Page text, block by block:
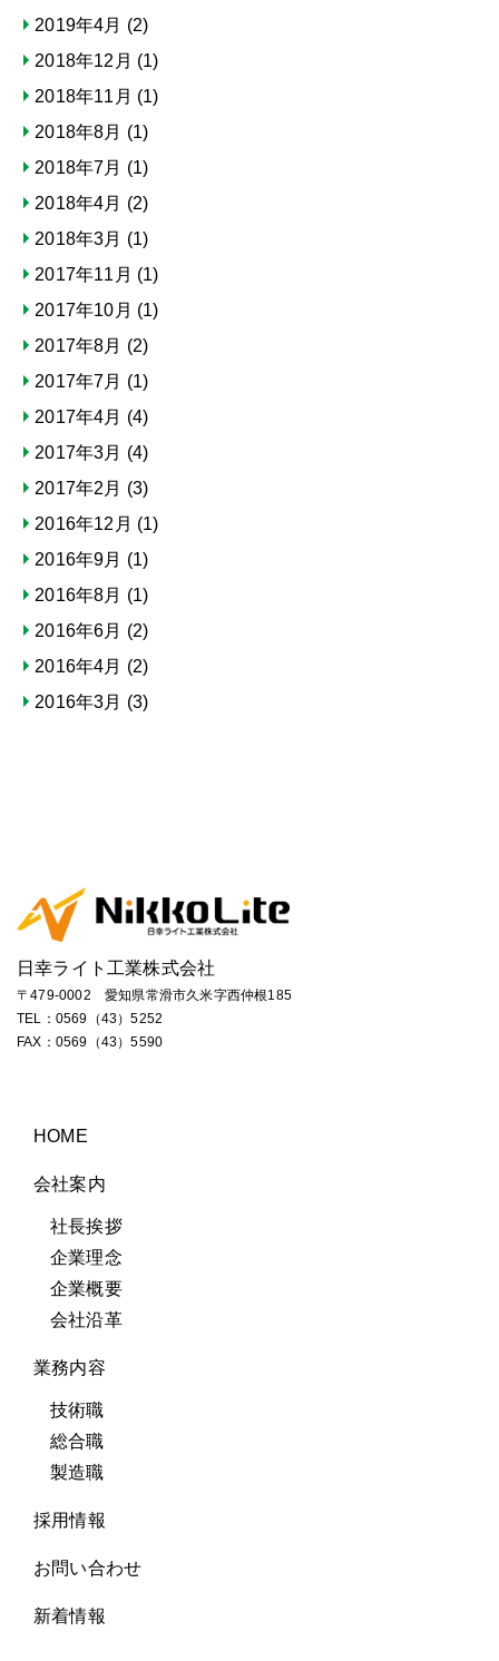
2019年4月 (2)
2018年12月 (1)
2018年11月 (1)
2018年8月 (1)
2018年7月 (1)
2018年4月 (2)
2018年3月 (1)
2017年11月 (1)
2017年10月 (1)
2017年8月 (2)
2017年7月 (1)
2017年4月 (4)
2017年3月 (4)
2017年2月 (3)
2016年12月 (1)
2016年9月 (1)
2016年8月 (1)
2016年6月 (2)
2016年4月 (2)
2016年3月 (3)
日幸ライト工業株式会社
〒479-0002 愛知県常滑市久米字西仲根185
TEL： 0569（43）5252
FAX：0569（43）5590
HOME
会社案内
社長挨拶
企業理念
企業概要
会社沿革
業務内容
技術職
総合職
製造職
採用情報
お問い合わせ
新着情報